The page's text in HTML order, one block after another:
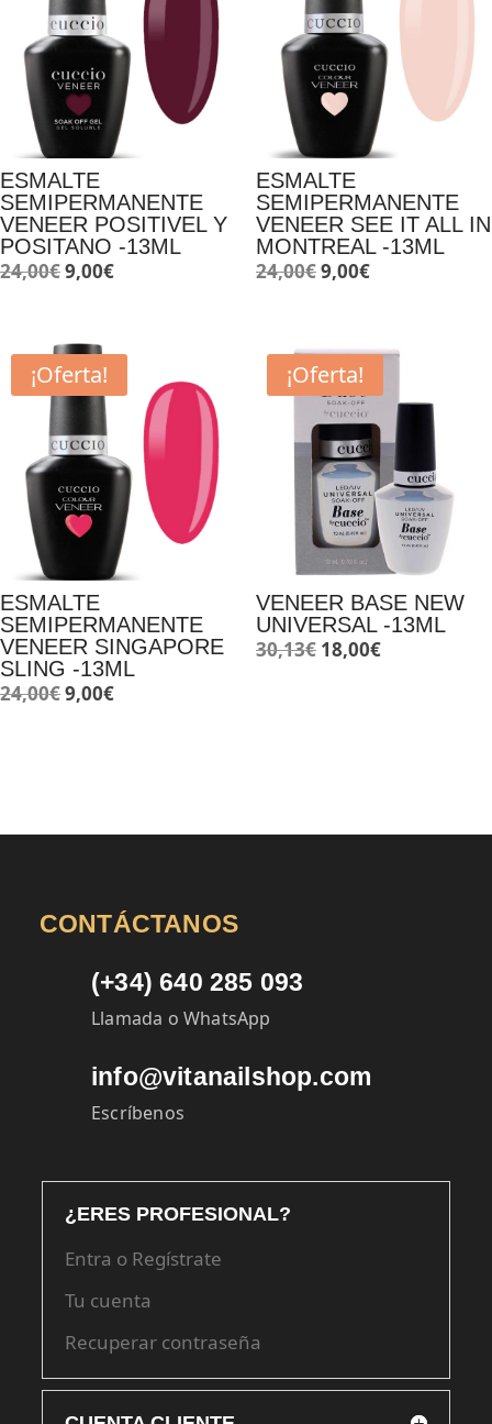
ESMALTE
SEMIPERMANENTE
VENEER POSITIVEL Y
POSITANO -13ML
24,00€El
era:
24,00€.
9,00€El
es:
9,00€.
ESMALTE
SEMIPERMANENTE
VENEER SEE IT ALL IN
MONTREAL -13ML
24,00€El
era:
24,00€.
9,00€El
es:
¡Oferta!
ESMALTE
SEMIPERMANENTE
VENEER SINGAPORE
SLING -13ML
24,00€El
9,00€El
¡Oferta!
VENEER BASE NEW
UNIVERSAL -13ML
30,13€ El
18,00€El
CONTÁCTANOS
(+34) 640 285 093
Llamada o WhatsApp
info@vitanailshop.com
Escríbenos
¿ERES PROFESIONAL?
Entra o Regístrate
Tu cuenta
Recuperar contraseña